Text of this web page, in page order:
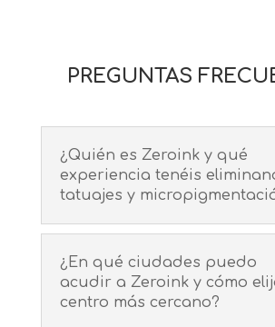
PREGUNTAS
¿Quién es Zeroink y qué
experiencia tenéis
tatuajes y
¿En qué ciudades puedo
acudir a Zeroink y cómo
centro más cercano?